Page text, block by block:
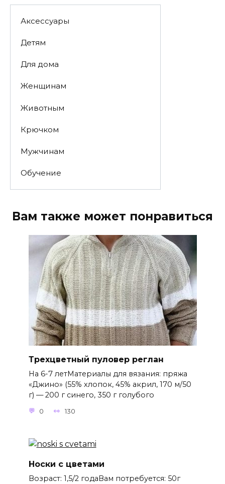
Аксессуары
Детям
Для дома
Женщинам
Животным
Крючком
Мужчинам
Обучение
Вам также может понравиться
Трехцветный пуловер реглан
На 6-7 летМатериалы для вязания: пряжа
«Джино» (55% хлопок, 45% акрил, 170 м/50
г) — 200 г синего, 350 г голубого
0 130
Носки с цветами
Возраст: 1,5/2 годаВам потребуется: 50г